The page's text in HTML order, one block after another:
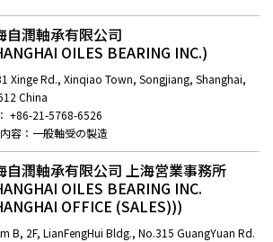
自潤軸承有限公司
OILES BEARING INC.)
Xinge Rd., Xinqiao Town, Songjiang, Shanghai,
China
+86-21-5768-6526
容：一般軸受の製造
自潤軸承有限公司 上海営業事務所
OILES BEARING INC.
OFFICE (SALES)))
B, 2F, LianFengHui Bldg., No.315 GuangYuan Rd.